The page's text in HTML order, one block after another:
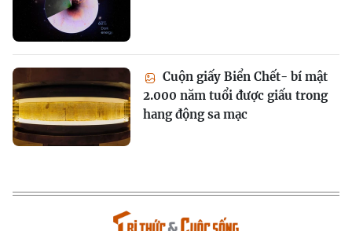
Cuộn giấy Biển Chết- bí mật
2.000 năm tuổi được giấu trong
hang động sa mạc